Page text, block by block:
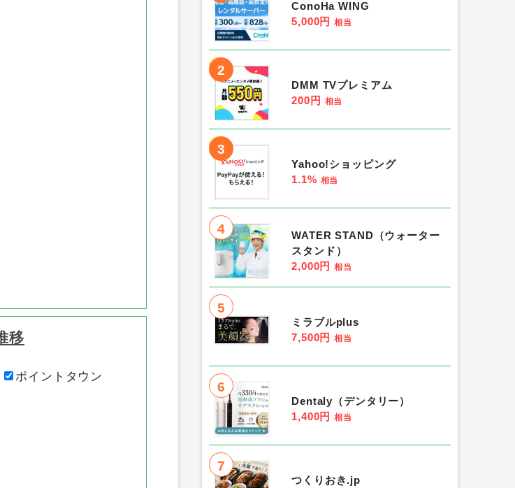
移
ポイントタウン
ConoHa WING
5,000円 相当
2
DMM TVプレミアム
200円 相当
3
Yahoo!ショッピング
1.1% 相当
4
WATER STAND（ウォーター
スタンド）
2,000円 相当
5
ミラブルplus
7,500円 相当
6
Dentaly（デンタリー）
1,400円 相当
7
つくりおき.jp